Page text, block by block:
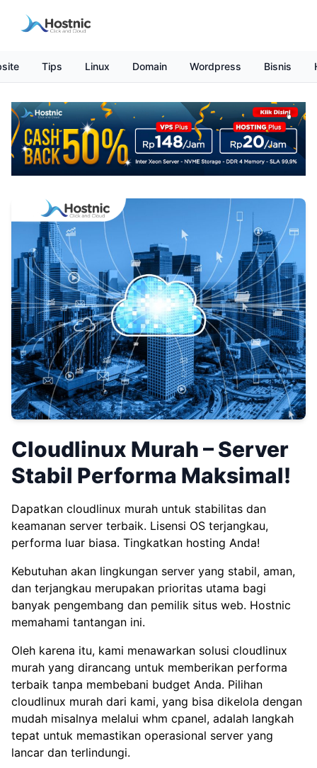
Tips Linux Domain Wordpress Bisnis
Cloudlinux Murah – Server
Stabil Performa Maksimal!
Dapatkan cloudlinux murah untuk stabilitas dan
keamanan server terbaik. Lisensi OS terjangkau,
performa luar biasa. Tingkatkan hosting Anda!
Kebutuhan akan lingkungan server yang stabil, aman,
dan terjangkau merupakan prioritas utama bagi
banyak pengembang dan pemilik situs web. Hostnic
memahami tantangan ini.
Oleh karena itu, kami menawarkan solusi cloudlinux
murah yang dirancang untuk memberikan performa
terbaik tanpa membebani budget Anda. Pilihan
cloudlinux murah dari kami, yang bisa dikelola dengan
mudah misalnya melalui whm cpanel, adalah langkah
tepat untuk memastikan operasional server yang
lancar dan terlindungi.